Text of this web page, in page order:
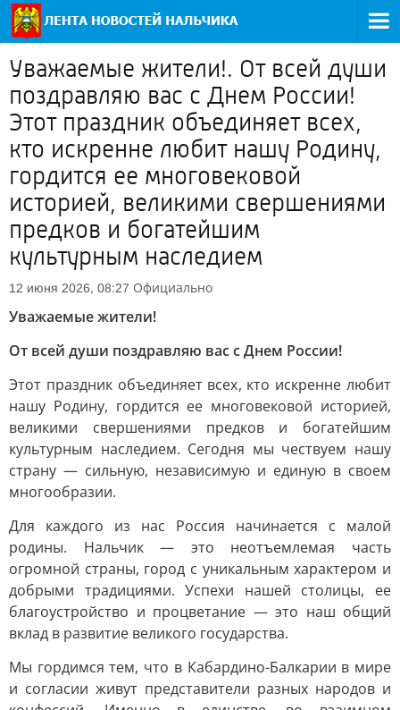
Уважаемые жители!. От всей души
поздравляю вас с Днем России!
Этот праздник объединяет всех,
кто искренне любит нашу Родину,
гордится ее многовековой
историей, великими свершениями
предков и богатейшим
культурным наследием
12 июня 2026, 08:27 Официально
Уважаемые жители!
От всей души поздравляю вас с Днем России!
Этот праздник объединяет всех, кто искренне любит
нашу Родину, гордится ее многовековой историей,
великими свершениями предков и богатейшим
культурным наследием. Сегодня мы чествуем нашу
страну — сильную, независимую и единую в своем
многообразии.
Для каждого из нас Россия начинается с малой
родины. Нальчик — это неотъемлемая часть
огромной страны, город с уникальным характером и
добрыми традициями. Успехи нашей столицы, ее
благоустройство и процветание — это наш общий
вклад в развитие великого государства.
Мы гордимся тем, что в Кабардино-Балкарии в мире
и согласии живут представители разных народов и